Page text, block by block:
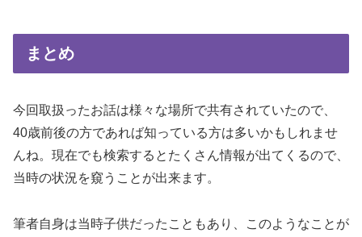
まとめ
今回取扱ったお話は様々な場所で共有されていたので、
40歳前後の方であれば知っている方は多いかもしれませ
んね。現在でも検索するとたくさん情報が出てくるので、
当時の状況を窺うことが出来ます。
筆者自身は当時子供だったこともあり、このようなことが